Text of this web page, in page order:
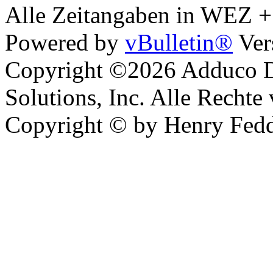
Alle Zeitangaben in WEZ
Powered by vBulletin®
Copyright ©2026 Adduco
Solutions, Inc. Alle Rechte
Copyright © by Henry